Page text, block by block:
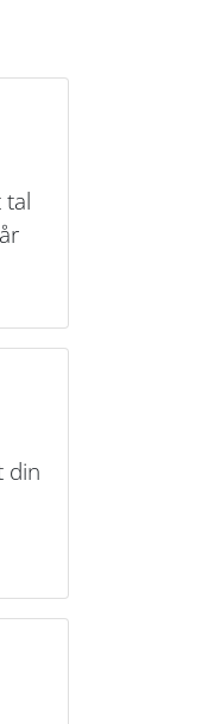
tal
din